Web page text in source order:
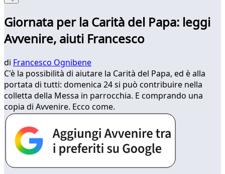
Giornata per la Carità del Papa: leggi
Avvenire, aiuti Francesco
di Francesco Ognibene
C'è la possibilità di aiutare la Carità del Papa, ed è alla
portata di tutti: domenica 24 si può contribuire nella
colletta della Messa in parrocchia. E comprando una
copia di Avvenire. Ecco come.